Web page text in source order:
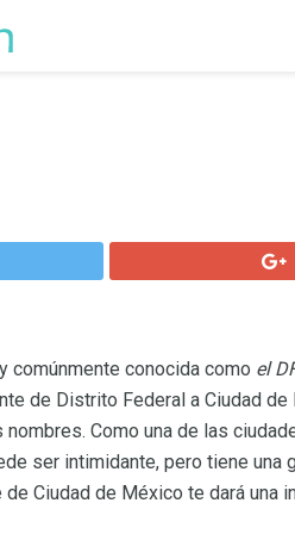
comúnmente conocida como el
de Distrito Federal a Ciudad de
Como una de las
ser intimidante, pero tiene una
Ciudad de México te dará una